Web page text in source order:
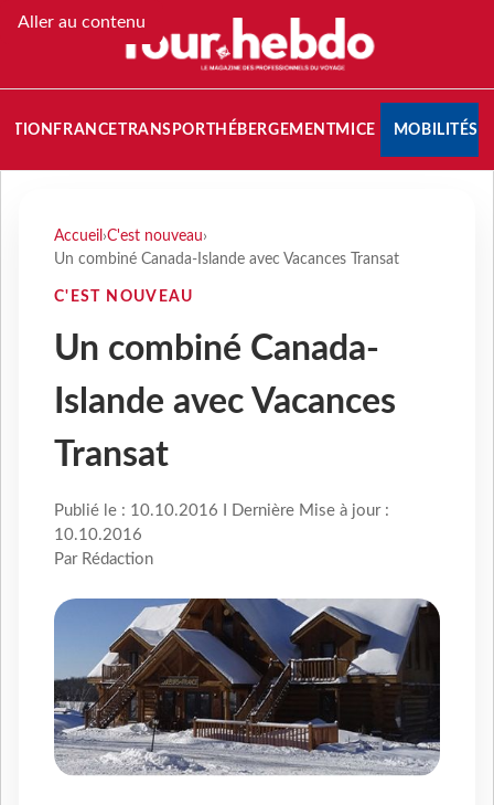
Aller au contenu
FRANCETRANSPORT HÉBERGEMENTMICE MOBILITÉS
Accueil ›C'est nouveau›
Un combiné Canada-Islande avec Vacances Transat
C'EST NOUVEAU
Un combiné Canada-
Islande avec Vacances
Transat
Publié le : 10.10.2016 I Dernière Mise à jour :
10.10.2016
Par Rédaction